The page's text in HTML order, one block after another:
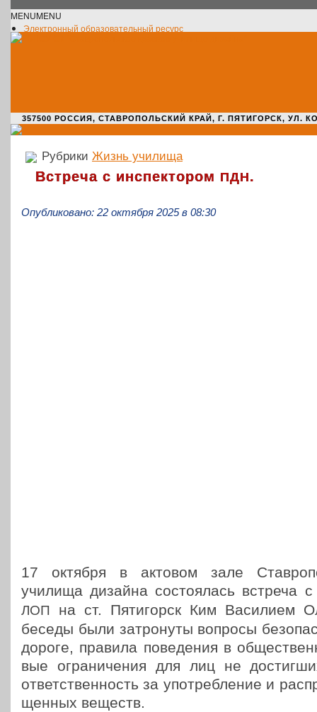
MENUMENU
Электронный образовательный ресурс
357500 РОССИЯ, СТАВРОПОЛЬСКИЙ КРАЙ, Г. ПЯТИГОРСК, УЛ.
Рубрики Жизнь училища
Встреча с инспектором ПДН.
Опубликовано: 22 октября 2025 в 08:30
17 октября в актовом зале
училища дизайна состо­я­лась встреча
ЛОП
на ст. Пяти­горск Ким Васи­ли­ем
беседы были затро­ну­ты вопросы
дороге, правила пове­де­ния в
вые огра­ни­че­ния для лиц не
ответ­ствен­ность за упо­треб­ле­ние и
щен­ных веществ.